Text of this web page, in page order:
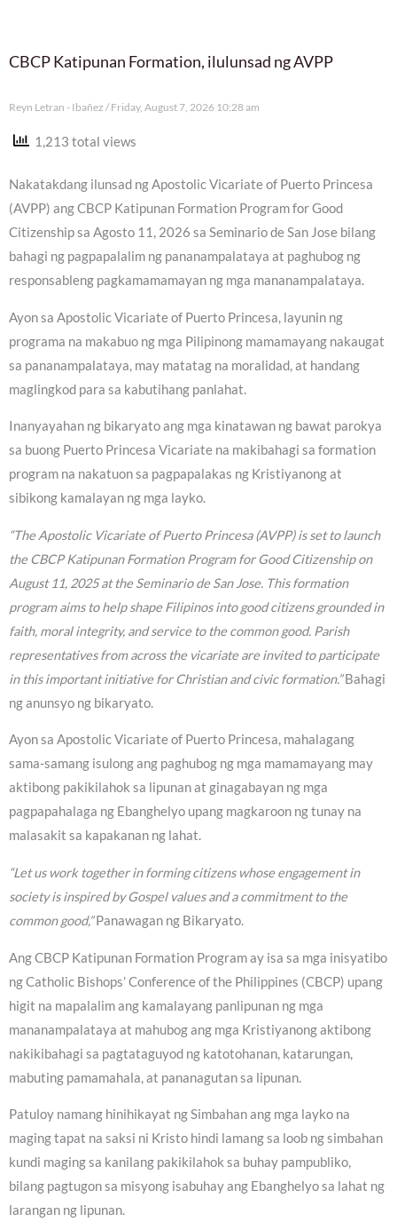
CBCP Katipunan Formation, ilulunsad ng AVPP
Reyn Letran - Ibañez Friday, August 7, 2026 10:28 am
1,213 total views
Nakatakdang ilunsad ng Apostolic Vicariate of Puerto Princesa
(AVPP) ang CBCP Katipunan Formation Program for Good
Citizenship sa Agosto 11, 2026 sa Seminario de San Jose bilang
bahagi ng pagpapalalim ng pananampalataya at paghubog ng
responsableng pagkamamamayan ng mga mananampalataya.
Ayon sa Apostolic Vicariate of Puerto Princesa, layunin ng
programa na makabuo ng mga Pilipinong mamamayang nakaugat
sa pananampalataya, may matatag na moralidad, at handang
maglingkod para sa kabutihang panlahat.
Inanyayahan ng bikaryato ang mga kinatawan ng bawat parokya
sa buong Puerto Princesa Vicariate na makibahagi sa formation
program na nakatuon sa pagpapalakas ng Kristiyanong at
sibikong kamalayan ng mga layko.
“The Apostolic Vicariate of Puerto Princesa (AVPP) is set to launch
the CBCP Katipunan Formation Program for Good Citizenship on
August 11, 2025 at the Seminario de San Jose. This formation
program aims to help shape Filipinos into good citizens grounded in
faith, moral integrity, and service to the common good. Parish
representatives from across the vicariate are invited to participate
in this important initiative for Christian and civic formation.”Bahagi
ng anunsyo ng bikaryato.
Ayon sa Apostolic Vicariate of Puerto Princesa, mahalagang
sama-samang isulong ang paghubog ng mga mamamayang may
aktibong pakikilahok sa lipunan at ginagabayan ng mga
pagpapahalaga ng Ebanghelyo upang magkaroon ng tunay na
malasakit sa kapakanan ng lahat.
“Let us work together in forming citizens whose engagement in
society is inspired by Gospel values and a commitment to the
common good,”Panawagan ng Bikaryato.
Ang CBCP Katipunan Formation Program ay isa sa mga inisyatibo
ng Catholic Bishops’ Conference of the Philippines (CBCP) upang
higit na mapalalim ang kamalayang panlipunan ng mga
mananampalataya at mahubog ang mga Kristiyanong aktibong
nakikibahagi sa pagtataguyod ng katotohanan, katarungan,
mabuting pamamahala, at pananagutan sa lipunan.
Patuloy namang hinihikayat ng Simbahan ang mga layko na
maging tapat na saksi ni Kristo hindi lamang sa loob ng simbahan
kundi maging sa kanilang pakikilahok sa buhay pampubliko,
bilang pagtugon sa misyong isabuhay ang Ebanghelyo sa lahat ng
larangan ng lipunan.